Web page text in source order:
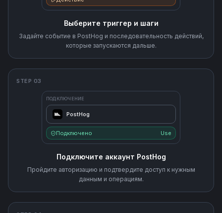
Выберите триггер и шаги
Задайте событие в PostHog и последовательность действий,
которые запускаются дальше.
STEP 03
ПОДКЛЮЧЕНИЕ
PostHog
Подключено Use
Подключите аккаунт PostHog
Пройдите авторизацию и подтвердите доступ к нужным
данным и операциям.